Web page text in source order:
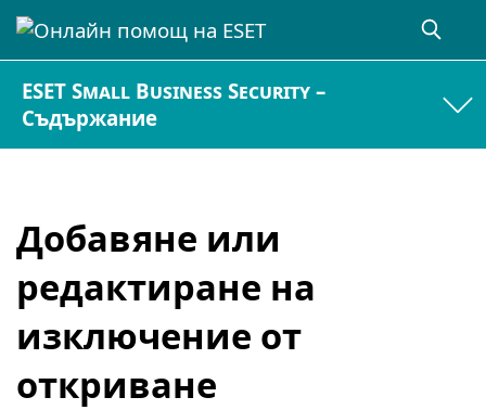
ESET Small Business Security –
Съдържание
Добавяне или
редактиране на
изключение от
откриване